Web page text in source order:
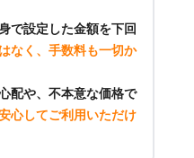
で設定した金額を下回
なく、手数料も一切か
配や、不本意な価格で
心してご利用いただけ